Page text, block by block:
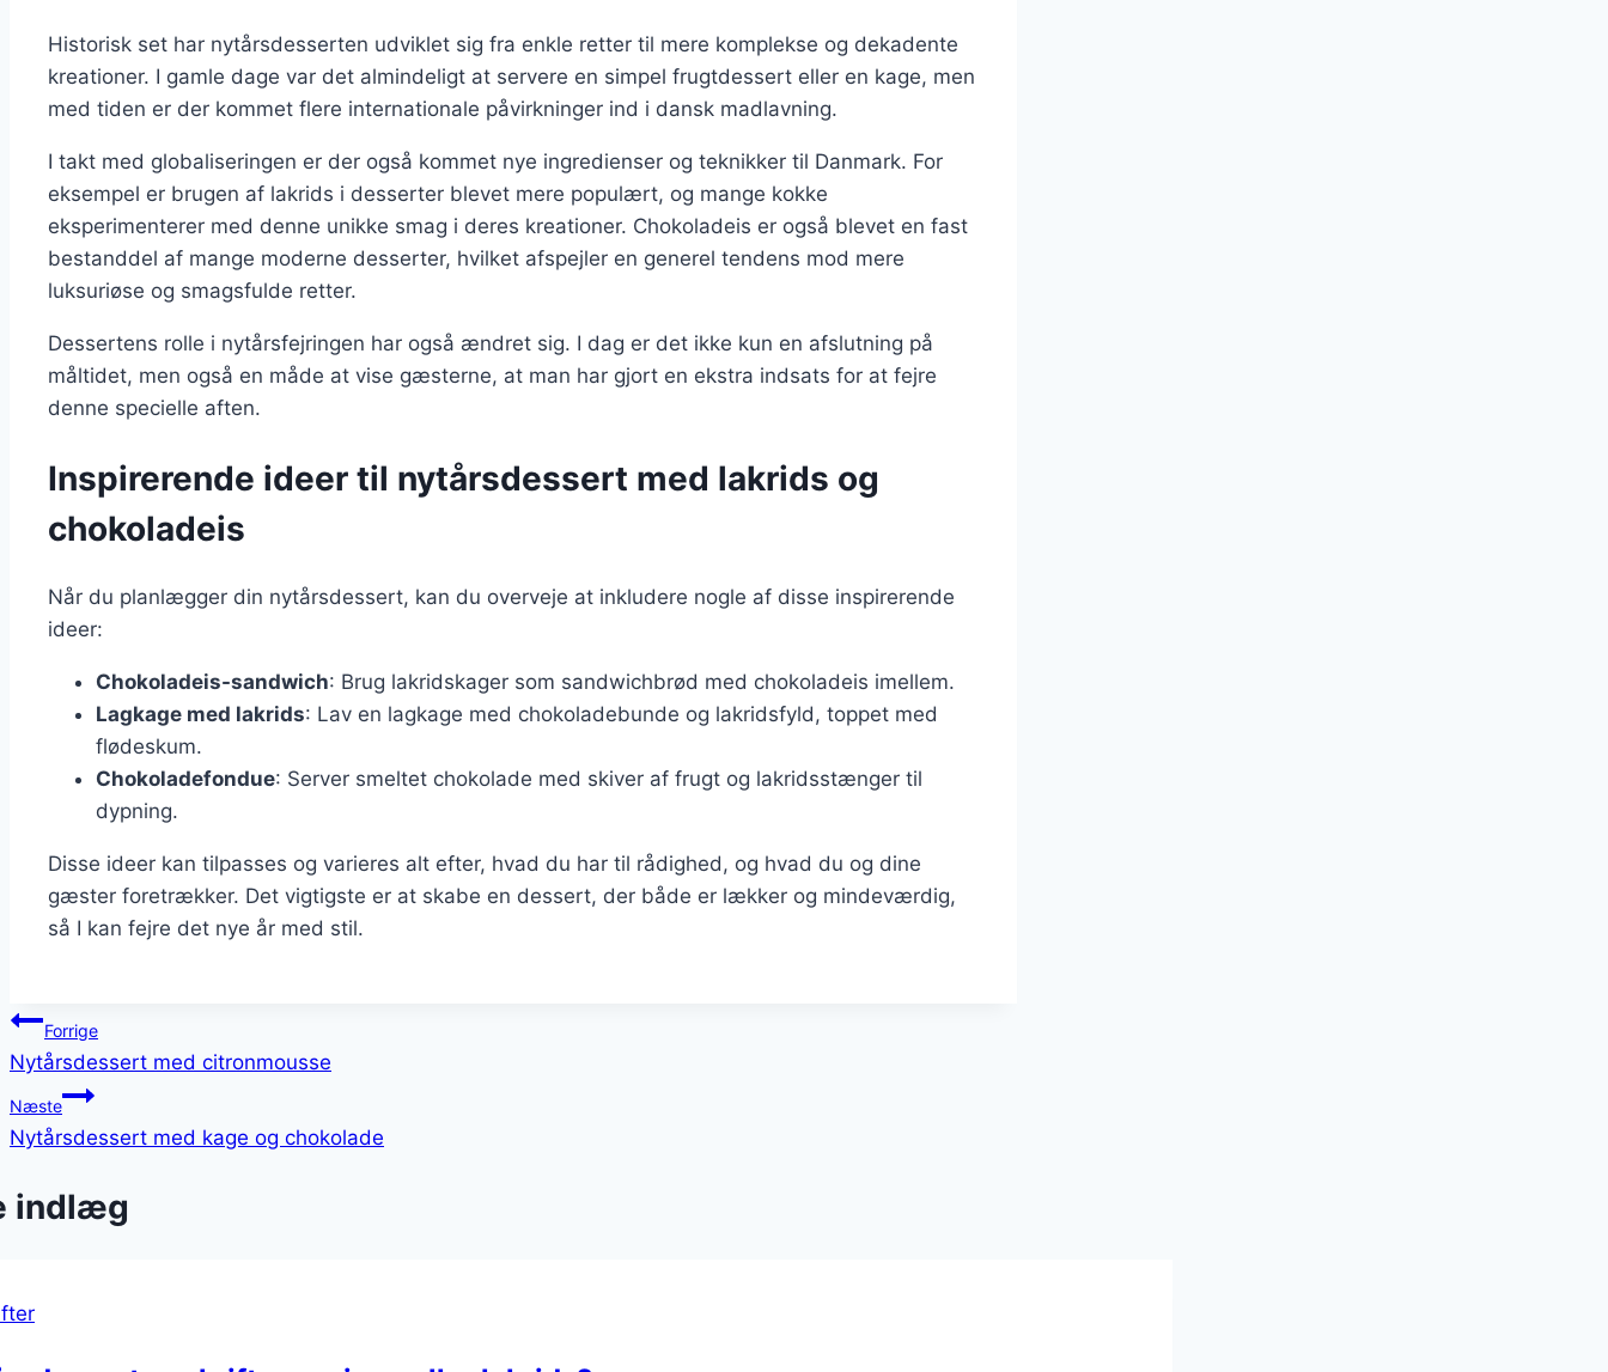
Historisk set har nytårsdesserten udviklet sig fra enkle retter til mere komplekse og dekadente
kreationer. I gamle dage var det almindeligt at servere en simpel frugtdessert eller en kage, men
med tiden er der kommet flere internationale påvirkninger ind i dansk madlavning.
I takt med globaliseringen er der også kommet nye ingredienser og teknikker til Danmark. For
eksempel er brugen af lakrids i desserter blevet mere populært, og mange kokke
eksperimenterer med denne unikke smag i deres kreationer. Chokoladeis er også blevet en fast
bestanddel af mange moderne desserter, hvilket afspejler en generel tendens mod mere
luksuriøse og smagsfulde retter.
Dessertens rolle i nytårsfejringen har også ændret sig. I dag er det ikke kun en afslutning på
måltidet, men også en måde at vise gæsterne, at man har gjort en ekstra indsats for at fejre
denne specielle aften.
Inspirerende ideer til nytårsdessert med lakrids og
chokoladeis
Når du planlægger din nytårsdessert, kan du overveje at inkludere nogle af disse inspirerende
ideer:
Chokoladeis-sandwich: Brug lakridskager som sandwichbrød med chokoladeis imellem.
Lagkage med lakrids: Lav en lagkage med chokoladebunde og lakridsfyld, toppet med
flødeskum.
Chokoladefondue: Server smeltet chokolade med skiver af frugt og lakridsstænger til
dypning.
Disse ideer kan tilpasses og varieres alt efter, hvad du har til rådighed, og hvad du og dine
gæster foretrækker. Det vigtigste er at skabe en dessert, der både er lækker og mindeværdig,
så I kan fejre det nye år med stil.
Indlægsnavigation
Forrige
Nytårsdessert med citronmousse
Næste
Nytårsdessert med kage og chokolade
indlæg